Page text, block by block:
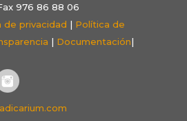
976 86 88 06
de privacidad | Política de
| Documentación|